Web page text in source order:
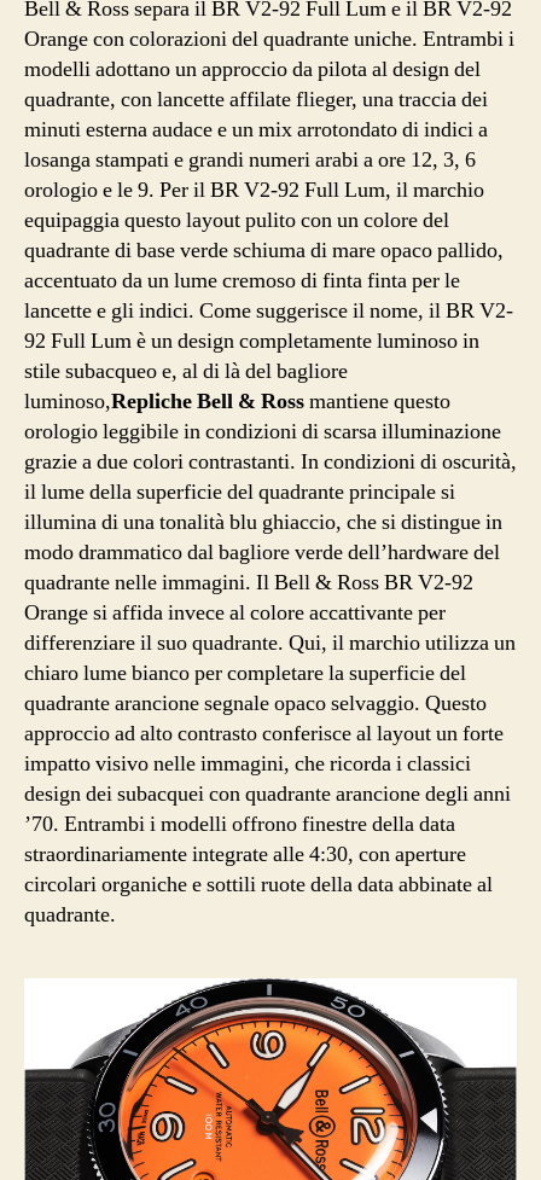
Bell & Ross separa il BR V2-92 Full Lum e il BR V2-92
Orange con colorazioni del quadrante uniche. Entrambi i
modelli adottano un approccio da pilota al design del
quadrante, con lancette affilate flieger, una traccia dei
minuti esterna audace e un mix arrotondato di indici a
losanga stampati e grandi numeri arabi a ore 12, 3, 6
orologio e le 9. Per il BR V2-92 Full Lum, il marchio
equipaggia questo layout pulito con un colore del
quadrante di base verde schiuma di mare opaco pallido,
accentuato da un lume cremoso di finta finta per le
lancette e gli indici. Come suggerisce il nome, il BR V2-
92 Full Lum è un design completamente luminoso in
stile subacqueo e, al di là del bagliore
luminoso,Repliche Bell & Rossmantiene questo
orologio leggibile in condizioni di scarsa illuminazione
grazie a due colori contrastanti. In condizioni di oscurità,
il lume della superficie del quadrante principale si
illumina di una tonalità blu ghiaccio, che si distingue in
modo drammatico dal bagliore verde dell’hardware del
quadrante nelle immagini. Il Bell & Ross BR V2-92
Orange si affida invece al colore accattivante per
differenziare il suo quadrante. Qui, il marchio utilizza un
chiaro lume bianco per completare la superficie del
quadrante arancione segnale opaco selvaggio. Questo
approccio ad alto contrasto conferisce al layout un forte
impatto visivo nelle immagini, che ricorda i classici
design dei subacquei con quadrante arancione degli anni
’70. Entrambi i modelli offrono finestre della data
straordinariamente integrate alle 4:30, con aperture
circolari organiche e sottili ruote della data abbinate al
quadrante.